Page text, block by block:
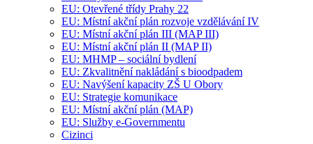
EU: Otevřené třídy Prahy 22
EU: Místní akční plán rozvoje vzdělávání IV
EU: Místní akční plán III (MAP III)
EU: Místní akční plán II (MAP II)
EU: MHMP – sociální bydlení
EU: Zkvalitnění nakládání s bioodpadem
EU: Navýšení kapacity ZŠ U Obory
EU: Strategie komunikace
EU: Místní akční plán (MAP)
EU: Služby e-Governmentu
Cizinci